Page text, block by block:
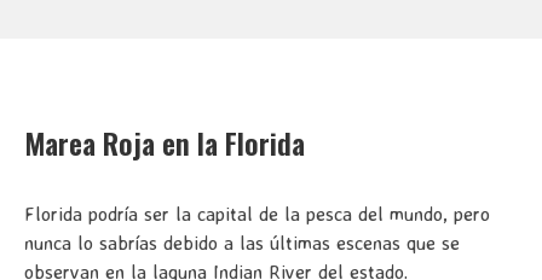
Marea Roja en la Florida
Florida podría ser la capital de la pesca del mundo, pero
nunca lo sabrías debido a las últimas escenas que se
observan en la laguna Indian River del estado.